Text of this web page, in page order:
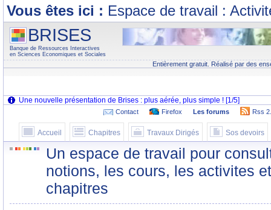
Vous êtes ici : Espace de travail :
BRISES
Banque de Ressources Interactives
en Sciences Economiques et Sociales
Entièrement gratuit. Réalisé par des
Contact Firefox Les forums Rss
Accueil Chapitres Travaux Dirigés Sos devoirs
Un espace de travail pour
notions, les cours, les activites
chapitres